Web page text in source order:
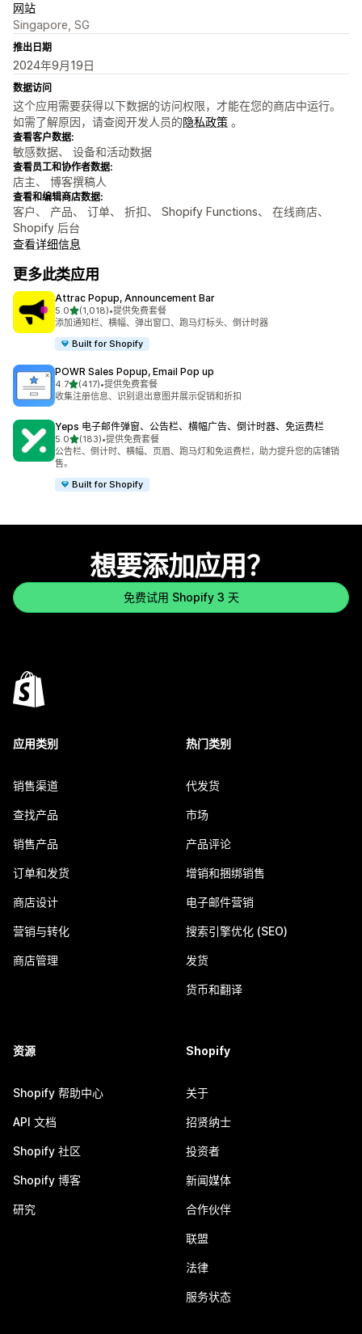
网站
Singapore, SG
推出日期
2024年9月19日
数据访问
这个应用需要获得以下数据的访问权限，才能在您的商店中运行。
如需了解原因，请查阅开发人员的隐私政策 。
查看客户数据:
敏感数据、 设备和活动数据
查看员工和协作者数据:
店主、 博客撰稿人
查看和编辑商店数据:
客户、 产品、 订单、 折扣、 Shopify Functions、 在线商店、
Shopify 后台
查看详细信息
更多此类应用
Attrac Popup, Announcement Bar
5.0星（满分 5 星）
(1,018)
总共 1018 条评论
•提供免费套餐
添加通知栏、横幅、弹出窗口、跑马灯标头、倒计时器
Built for Shopify
POWR Sales Popup, Email Pop up
4.7星（满分 5 星）
(417)
总共 417 条评论
•提供免费套餐
收集注册信息、识别退出意图并展示促销和折扣
Yeps 电子邮件弹窗、公告栏、横幅广告、倒计时器、免运费栏
5.0星（满分 5 星）
(183)
总共 183 条评论
•提供免费套餐
公告栏、倒计时、横幅、页眉、跑马灯和免运费栏，助力提升您的店铺销
售。
Built for Shopify
想要添加应用？
免费试用 Shopify 3 天
应用类别
销售渠道
查找产品
销售产品
订单和发货
商店设计
营销与转化
商店管理
热门类别
代发货
市场
产品评论
增销和捆绑销售
电子邮件营销
搜索引擎优化 (SEO)
发货
货币和翻译
资源
Shopify 帮助中心
API 文档
Shopify 社区
Shopify 博客
研究
Shopify
关于
招贤纳士
投资者
新闻媒体
合作伙伴
联盟
法律
服务状态